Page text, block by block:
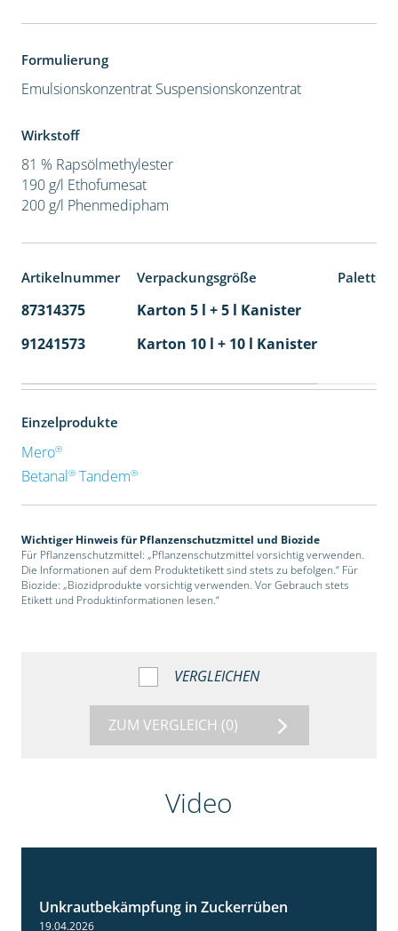
Formulierung
Emulsionskonzentrat Suspensionskonzentrat
Wirkstoff
81 % Rapsölmethylester
190 g/l Ethofumesat
200 g/l Phenmedipham
Artikelnummer Verpackungsgröße
87314375 Karton 5 l + 5 l Kanister
91241573
Karton 10 l + 10 l Kanister
Einzelprodukte
Mero®
Betanal®Tandem®
Wichtiger Hinweis für Pflanzenschutzmittel und Biozide
Für Pflanzenschutzmittel: „Pflanzenschutzmittel vorsichtig verwenden.
Die Informationen auf dem Produktetikett sind stets zu befolgen.“ Für
Biozide: „Biozidprodukte vorsichtig verwenden. Vor Gebrauch stets
Etikett und Produktinformationen lesen.“
VERGLEICHEN
ZUM VERGLEICH (0)
Video
Unkrautbekämpfung in Zuckerrüben
19.04.2026